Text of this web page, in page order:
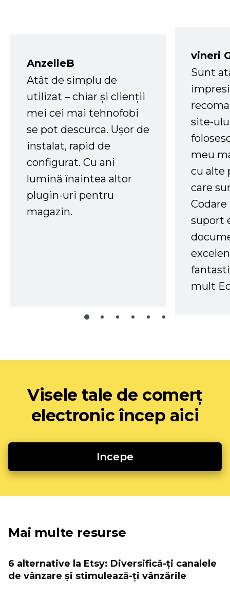
AnzelleB
Atât de simplu de
utilizat – chiar și clienții
mei cei mai tehnofobi
se pot descurca. Ușor de
instalat, rapid de
configurat. Cu ani
lumină înaintea altor
plugin-uri pentru
magazin.
vineri
Sunt
site-
meu
cu alte
care
suport
mult
Visele tale de comerț
electronic încep aici
Incepe
Mai multe resurse
6 alternative la Etsy: Diversifică-ți canalele
de vânzare și stimulează-ți vânzările